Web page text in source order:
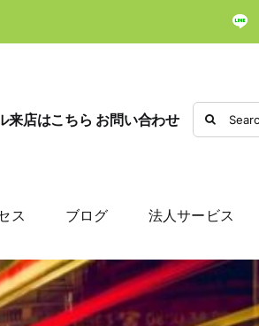
LINE
来店はこちら お問い合わせ
Search
for:
ス ブログ 法人サービス